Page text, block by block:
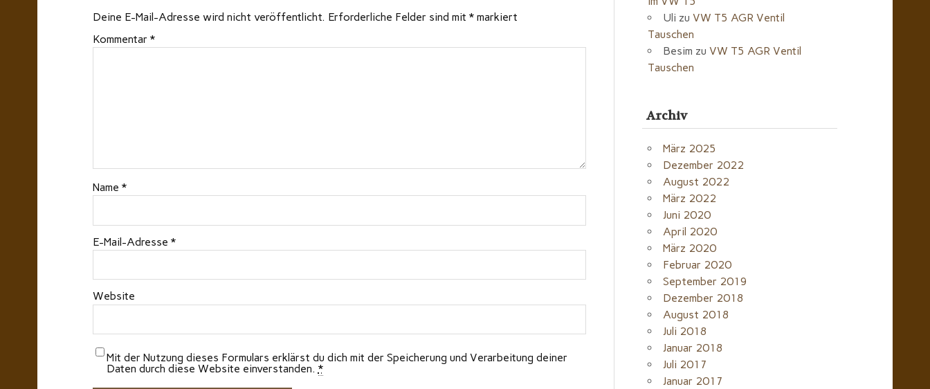
Deine E-Mail-Adresse wird nicht veröffentlicht. Erforderliche Felder sind mit *markiert
Kommentar *
Name *
E-Mail-Adresse *
Website
Mit der Nutzung dieses Formulars erklärst du dich mit der Speicherung und Verarbeitung deiner
Daten durch diese Website einverstanden. *
Uli zuVW T5 AGR Ventil
Tauschen
Besim zuVW T5 AGR Ventil
Tauschen
Archiv
März 2025
Dezember 2022
August 2022
März 2022
Juni 2020
April 2020
März 2020
Februar 2020
September 2019
Dezember 2018
August 2018
Juli 2018
Januar 2018
Juli 2017
Januar 2017